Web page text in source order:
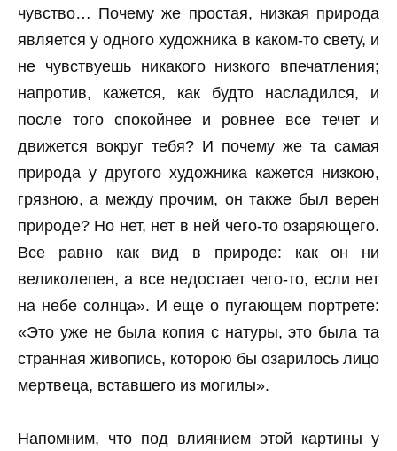
чувство… Почему же простая, низкая природа
является у одного художника в каком-то свету, и
не чувствуешь никакого низкого впечатления;
напротив, кажется, как будто насладился, и
после того спокойнее и ровнее все течет и
движется вокруг тебя? И почему же та самая
природа у другого художника кажется низкою,
грязною, а между прочим, он также был верен
природе? Но нет, нет в ней чего-то озаряющего.
Все равно как вид в природе: как он ни
великолепен, а все недостает чего-то, если нет
на небе солнца». И еще о пугающем портрете:
«Это уже не была копия с натуры, это была та
странная живопись, которою бы озарилось лицо
мертвеца, вставшего из могилы».
Напомним, что под влиянием этой картины у